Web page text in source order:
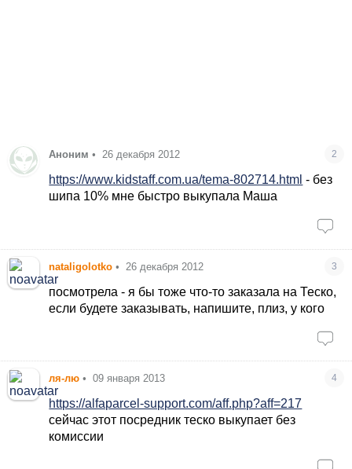
Аноним • 26 декабря 2012 2
https://www.kidstaff.com.ua/tema-802714.html - без
шипа 10% мне быстро выкупала Маша
nataligolotko • 26 декабря 2012 3
посмотрела - я бы тоже что-то заказала на Теско,
если будете заказывать, напишите, плиз, у кого
ля-лю • 09 января 2013 4
https://alfaparcel-support.com/aff.php?aff=217
сейчас этот посредник теско выкупает без
комиссии